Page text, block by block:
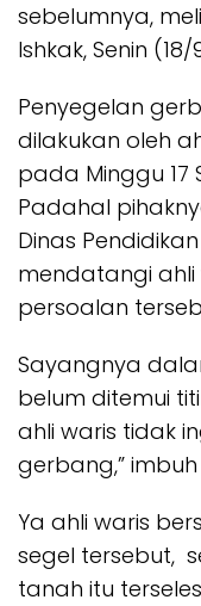
sebelumnya,
Ishkak, Senin
Penyegelan
dilakukan oleh
pada Minggu 17
Padahal
Dinas
mendatangi ahli
persoalan
Sayangnya
belum ditemui
ahli waris tidak
gerbang,” imbuh
Ya ahli waris
segel tersebut,
tanah itu